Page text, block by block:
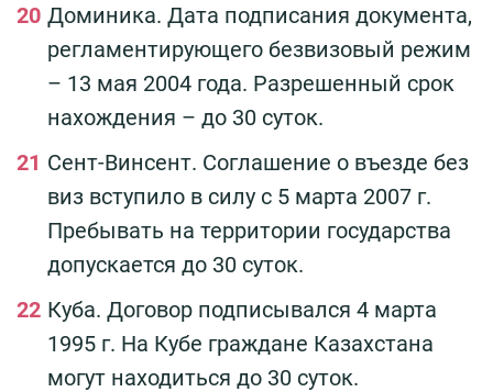
Доминика. Дата подписания документа,
регламентирующего безвизовый режим
– 13 мая 2004 года. Разрешенный срок
нахождения – до 30 суток.
Сент-Винсент. Соглашение о въезде без
виз вступило в силу с 5 марта 2007 г.
Пребывать на территории государства
допускается до 30 суток.
Куба. Договор подписывался 4 марта
1995 г. На Кубе граждане Казахстана
могут находиться до 30 суток.